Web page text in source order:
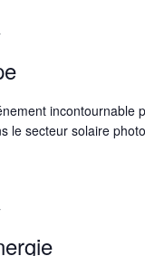
incontournable
le secteur solaire